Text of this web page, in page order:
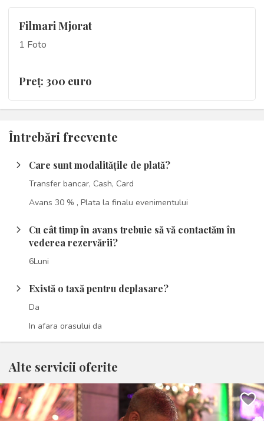
Filmari Mjorat
1 Foto
Preţ: 300 euro
Întrebări frecvente
arrow_forward_ios Care sunt modalitățile de plată?
Transfer bancar, Cash, Card
Avans 30 % , Plata la finalu evenimentului
arrow_forward_ios
Cu cât timp în avans trebuie să vă contactăm în
vederea rezervării?
6Luni
arrow_forward_ios Există o taxă pentru deplasare?
Da
In afara orasului da
Alte servicii oferite